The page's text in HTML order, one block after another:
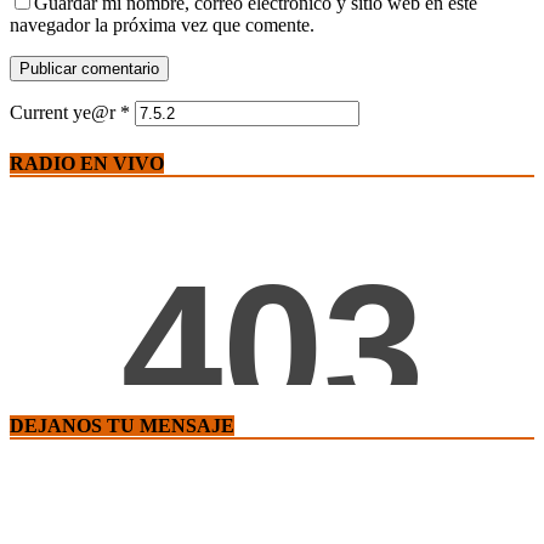
navegador la próxima vez que comente.
Current ye@r *
RADIO EN VIVO
DEJANOS TU MENSAJE